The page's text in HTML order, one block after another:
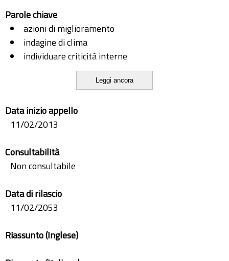
Parole chiave
azioni di miglioramento
indagine di clima
individuare criticità interne
people satisfaction
promuovere il benessere organizzativo
Leggi ancora
Data inizio appello
11/02/2013
Consultabilità
Non consultabile
Data di rilascio
11/02/2053
Riassunto (Inglese)